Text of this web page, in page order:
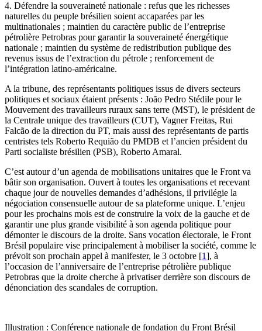
4. Défendre la souveraineté nationale : refus que les richesses
naturelles du peuple brésilien soient accaparées par les
multinationales ; maintien du caractère public de l’entreprise
pétrolière Petrobras pour garantir la souveraineté énergétique
nationale ; maintien du système de redistribution publique des
revenus issus de l’extraction du pétrole ; renforcement de
l’intégration latino-américaine.
A la tribune, des représentants politiques issus de divers secteurs
politiques et sociaux étaient présents : João Pedro Stédile pour le
Mouvement des travailleurs ruraux sans terre (MST), le président de
la Centrale unique des travailleurs (CUT), Vagner Freitas, Rui
Falcão de la direction du PT, mais aussi des représentants de partis
centristes tels Roberto Requião du PMDB et l’ancien président du
Parti socialiste brésilien (PSB), Roberto Amaral.
C’est autour d’un agenda de mobilisations unitaires que le Front va
bâtir son organisation. Ouvert à toutes les organisations et recevant
chaque jour de nouvelles demandes d’adhésions, il privilégie la
négociation consensuelle autour de sa plateforme unique. L’enjeu
pour les prochains mois est de construire la voix de la gauche et de
garantir une plus grande visibilité à son agenda politique pour
démonter le discours de la droite. Sans vocation électorale, le Front
Brésil populaire vise principalement à mobiliser la société, comme le
prévoit son prochain appel à manifester, le 3 octobre [1], à
l’occasion de l’anniversaire de l’entreprise pétrolière publique
Petrobras que la droite cherche à privatiser derrière son discours de
dénonciation des scandales de corruption.
Illustration : Conférence nationale de fondation du Front Brésil